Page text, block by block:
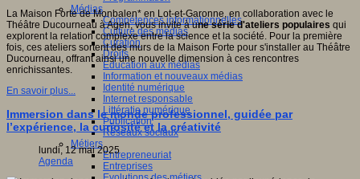
Médias
Compétences informationnelles
Culture des médias
Curation
Droits
Education aux médias
Information et nouveaux médias
Identité numérique
Internet responsable
Littératie numérique
Publication
Réseaux sociaux
Métiers
Entrepreneuriat
Entreprises
La Maison Forte de Monbalen* en Lot-et-Garonne, en collaboration avec le
Théâtre Ducourneau à Agen, vous invite à une série d'ateliers populaires qui
explorent la relation complexe entre la science et la société. Pour la première
fois, ces ateliers sortent des murs de la Maison Forte pour s'installer au Théâtre
Ducourneau, offrant ainsi une nouvelle dimension à ces rencontres
enrichissantes.
En savoir plus...
Immersion dans le monde professionnel, guidée par
l’expérience, la curiosité et la créativité
lundi, 12 mai 2025
Agenda